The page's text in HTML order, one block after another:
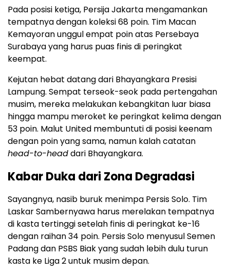
Pada posisi ketiga, Persija Jakarta mengamankan
tempatnya dengan koleksi 68 poin. Tim Macan
Kemayoran unggul empat poin atas Persebaya
Surabaya yang harus puas finis di peringkat
keempat.
Kejutan hebat datang dari Bhayangkara Presisi
Lampung. Sempat terseok-seok pada pertengahan
musim, mereka melakukan kebangkitan luar biasa
hingga mampu meroket ke peringkat kelima dengan
53 poin. Malut United membuntuti di posisi keenam
dengan poin yang sama, namun kalah catatan
head-to-headdari Bhayangkara.
Kabar Duka dari Zona Degradasi
Sayangnya, nasib buruk menimpa Persis Solo. Tim
Laskar Sambernyawa harus merelakan tempatnya
di kasta tertinggi setelah finis di peringkat ke-16
dengan raihan 34 poin. Persis Solo menyusul Semen
Padang dan PSBS Biak yang sudah lebih dulu turun
kasta ke Liga 2 untuk musim depan.